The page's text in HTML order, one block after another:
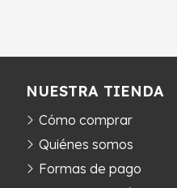
NUESTRA TIENDA
Cómo comprar
Quiénes somos
Formas de pago